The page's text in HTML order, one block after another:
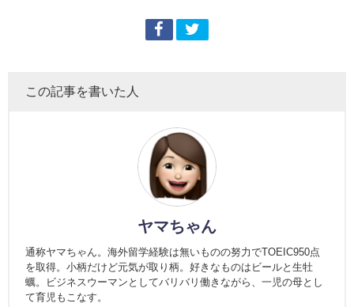
この記事を書いた人
ヤマちゃん
通称ヤマちゃん。海外留学経験は無いものの努力でTOEIC950点
を取得。小柄だけど元気が取り柄。好きなものはビールと生牡
蠣。ビジネスウーマンとしてバリバリ働きながら、一児の母とし
て育児もこなす。